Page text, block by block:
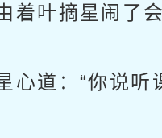
叶摘星闹了会
道：“你说听